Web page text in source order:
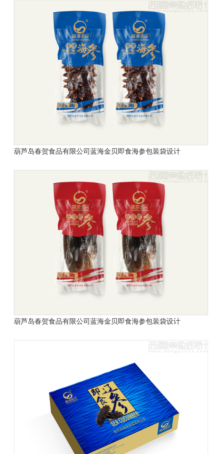
葫芦岛春贺食品有限公司蓝海金贝 即食海参包装袋设计
葫芦岛春贺食品有限公司蓝海金贝 即食海参包装袋设计